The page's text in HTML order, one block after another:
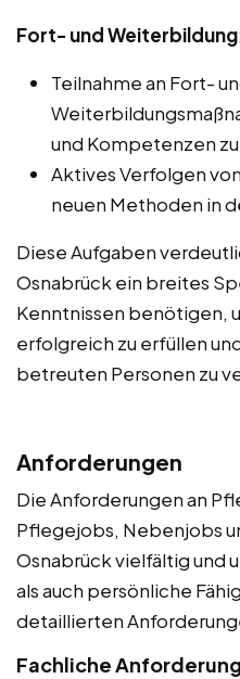
Fort- und Weiterbildung:
Teilnahme an Fort-
und Kompetenzen
Aktives Verfolgen
neuen Methoden in
Diese Aufgaben
Osnabrück ein breites
Kenntnissen benötigen,
erfolgreich zu erfüllen
betreuten Personen zu
Anforderungen
Die Anforderungen an
Pflegejobs, Nebenjobs
Osnabrück vielfältig und
als auch persönliche
detaillierten
Fachliche